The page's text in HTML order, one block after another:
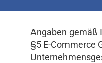
Angaben gemäß
§5 E-Commerce